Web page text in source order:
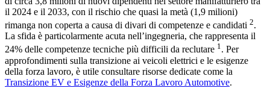
il 2024 e il 2033, con il rischio che quasi la metà (1,9 milioni)
rimanga non coperta a causa di divari di competenze e candidati 2.
La sfida è particolarmente acuta nell’ingegneria, che rappresenta il
24% delle competenze tecniche più difficili da reclutare 1. Per
approfondimenti sulla transizione ai veicoli elettrici e le esigenze
della forza lavoro, è utile consultare risorse dedicate come la
Transizione EV e Esigenze della Forza Lavoro Automotive.